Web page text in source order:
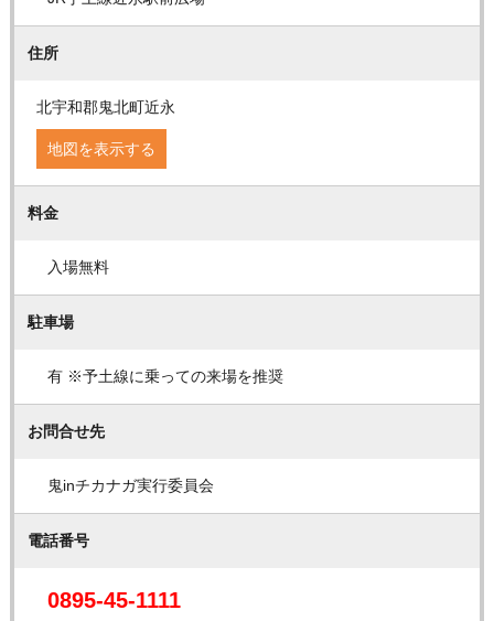
住所
北宇和郡鬼北町近永
地図を表示する
料金
入場無料
駐車場
有 ※予土線に乗っての来場を推奨
お問合せ先
鬼inチカナガ実行委員会
電話番号
0895-45-1111